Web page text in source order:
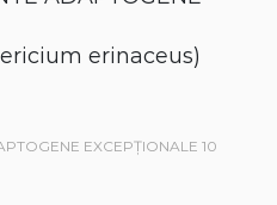
erinaceus)
EXCEPȚIONALE 10